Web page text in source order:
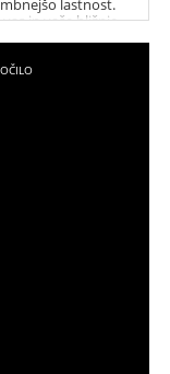
lastnost.
in vaše bližnje.